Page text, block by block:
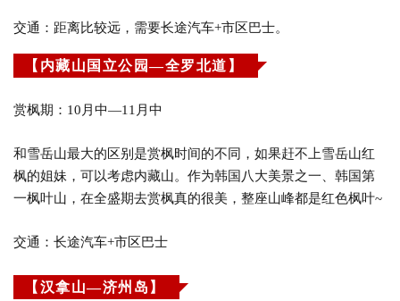
交通：距离比较远，需要长途汽车+市区巴士。
【内藏山国立公园—全罗北道】
赏枫期：10月中—11月中
和雪岳山最大的区别是赏枫时间的不同，如果赶不上雪岳山红
枫的姐妹，可以考虑内藏山。作为韩国八大美景之一、韩国第
一枫叶山，在全盛期去赏枫真的很美，整座山峰都是红色枫叶~
交通：长途汽车+市区巴士
【汉拿山—济州岛】